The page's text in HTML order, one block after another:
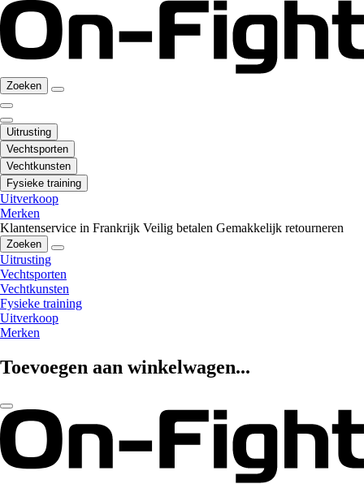
Zoeken
Uitrusting
Vechtsporten
Vechtkunsten
Fysieke training
Uitverkoop
Merken
Klantenservice in Frankrijk Veilig betalen Gemakkelijk retourneren
Zoeken
Uitrusting
Vechtsporten
Vechtkunsten
Fysieke training
Uitverkoop
Merken
Toevoegen aan winkelwagen...